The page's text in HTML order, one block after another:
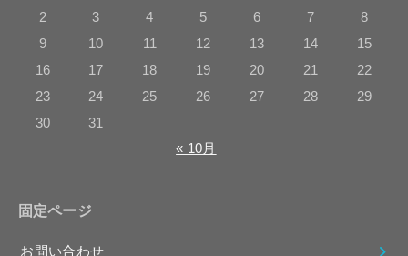
2
3 4 5 6 7
8
9
10 11 12 13 14
15
16
17 18 19 20 21
22
23
24 25 26 27 28
29
30
31
« 10月
固定ページ
お問い合わせ